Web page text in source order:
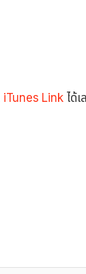
iTunes Linkได้เ